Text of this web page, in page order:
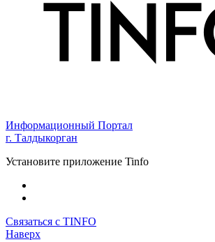
Информационный Портал
г. Талдыкорган
Установите приложение Tinfo
Связаться с TINFO
Наверх